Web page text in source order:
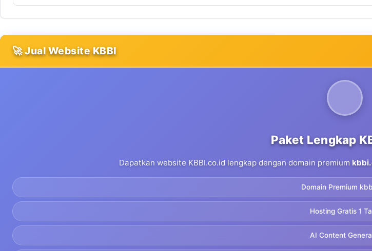
🚀 Jual Website KBBI
Paket Lengkap
Dapatkan website KBBI.co.id lengkap dengan domain premium
Domain Premium
Hosting Gratis 1
AI Content